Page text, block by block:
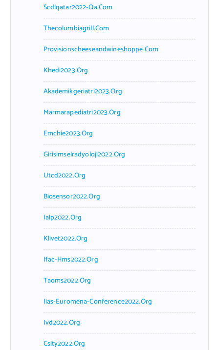
Scdlqatar2022-Qa.com
Thecolumbiagrill.com
Provisionscheeseandwineshoppe.com
Khedi2023.org
Akademikgeriatri2023.org
Marmarapediatri2023.org
Emchie2023.org
Girisimselradyoloji2022.org
Utcd2022.org
Biosensor2022.org
Ialp2022.org
Klivet2022.org
Ifac-Hms2022.org
Taoms2022.org
Iias-Euromena-Conference2022.org
Ivd2022.org
Csity2022.org